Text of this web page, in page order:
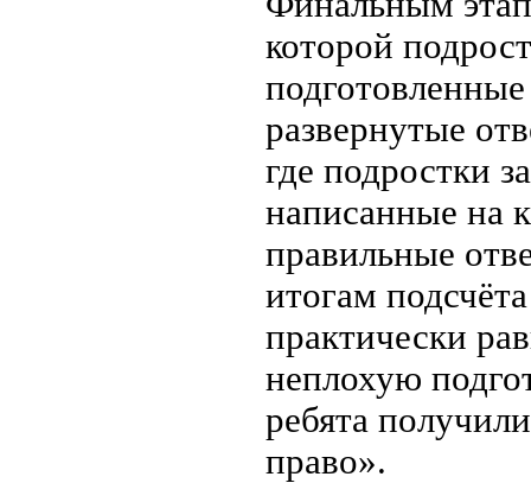
которой
развернутые
где подростки
написанные на
правильные
итогам
практически
неплохую
ребята
право».